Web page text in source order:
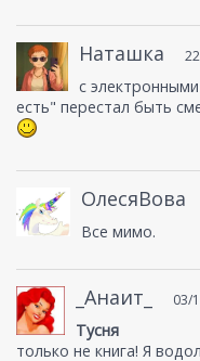
Наташка
с
есть" перестал быть
ОлесяВова
Все мимо.
_Анаит_ 03/
Тусня
только не книга! Я